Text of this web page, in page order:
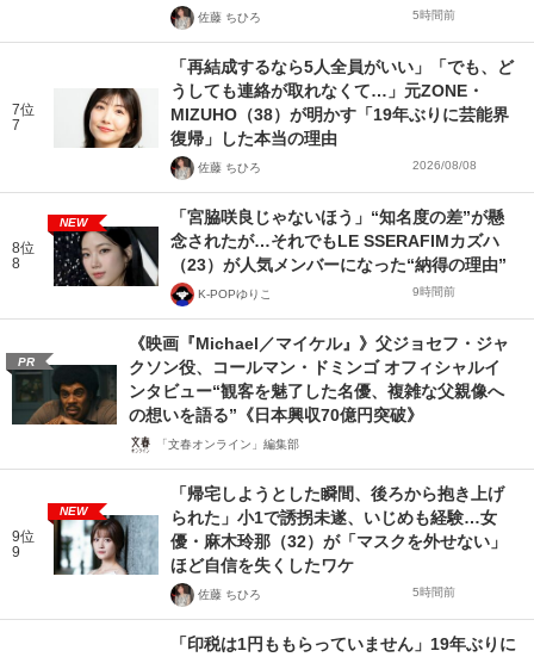
佐藤 ちひろ 5時間前
7位
7
「再結成するなら5人全員がいい」「でも、ど
うしても連絡が取れなくて…」元ZONE・
MIZUHO（38）が明かす「19年ぶりに芸能界
復帰」した本当の理由
佐藤 ちひろ 2026/08/08
8位
8
NEW
「宮脇咲良じゃないほう」“知名度の差”が懸
念されたが…それでもLE SSERAFIMカズハ
（23）が人気メンバーになった“納得の理由”
K-POPゆりこ 9時間前
PR
《映画『Michael／マイケル』》父ジョセフ・ジャ
クソン役、コールマン・ドミンゴ オフィシャルイ
ンタビュー“観客を魅了した名優、複雑な父親像へ
の想いを語る”《日本興収70億円突破》
「文春オンライン」編集部
9位
9
NEW
「帰宅しようとした瞬間、後ろから抱き上げ
られた」小1で誘拐未遂、いじめも経験…女
優・麻木玲那（32）が「マスクを外せない」
ほど自信を失くしたワケ
佐藤 ちひろ 5時間前
「印税は1円ももらっていません」19年ぶりに